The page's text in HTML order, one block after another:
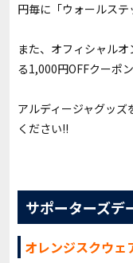
円毎に「ウォールス
また、オフィシャル
る1,000円OFFクーポ
アルディージャグッ
ください!!
サポーターズデ
オレンジスクウェ